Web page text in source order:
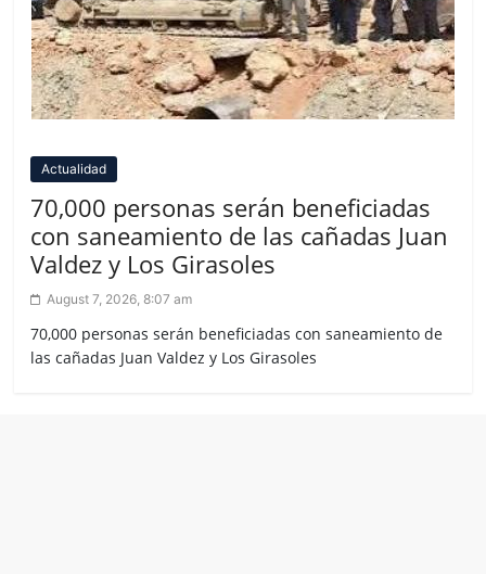
Actualidad
70,000 personas serán beneficiadas
con saneamiento de las cañadas Juan
Valdez y Los Girasoles
August 7, 2026, 8:07 am
70,000 personas serán beneficiadas con saneamiento de
las cañadas Juan Valdez y Los Girasoles